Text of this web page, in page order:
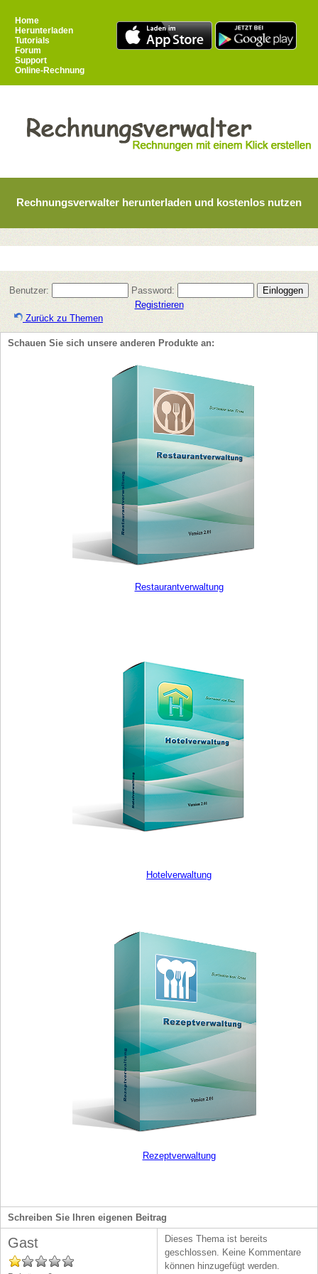
Home
Herunterladen
Tutorials
Forum
Support
Online-Rechnung
Rechnungsverwalter herunterladen und kostenlos nutzen
Benutzer:
Password:
Registrieren
Zurück zu Themen
Schauen Sie sich unsere anderen Produkte an:
Restaurantverwaltung
Hotelverwaltung
Rezeptverwaltung
Schreiben Sie Ihren eigenen Beitrag
Gast
Dieses Thema ist bereits
geschlossen. Keine Kommentare
können hinzugefügt werden.